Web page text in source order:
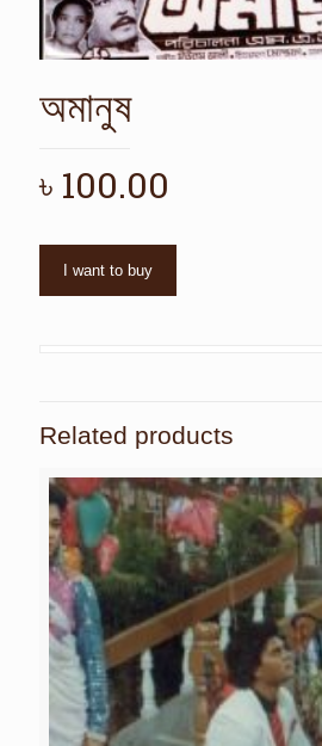
অমানুষ
৳ 100.00
I want to buy
Related products